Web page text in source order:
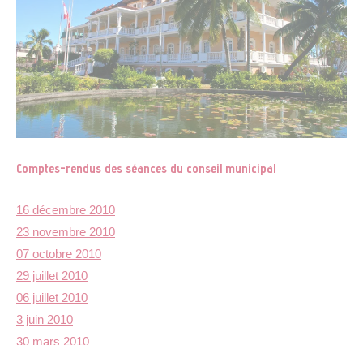
Comptes-rendus des séances du conseil municipal
16 décembre 2010
23 novembre 2010
07 octobre 2010
29 juillet 2010
06 juillet 2010
3 juin 2010
30 mars 2010